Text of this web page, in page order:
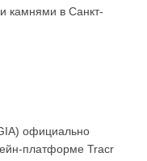
камнями в Санкт-
официально
платформе Tracr